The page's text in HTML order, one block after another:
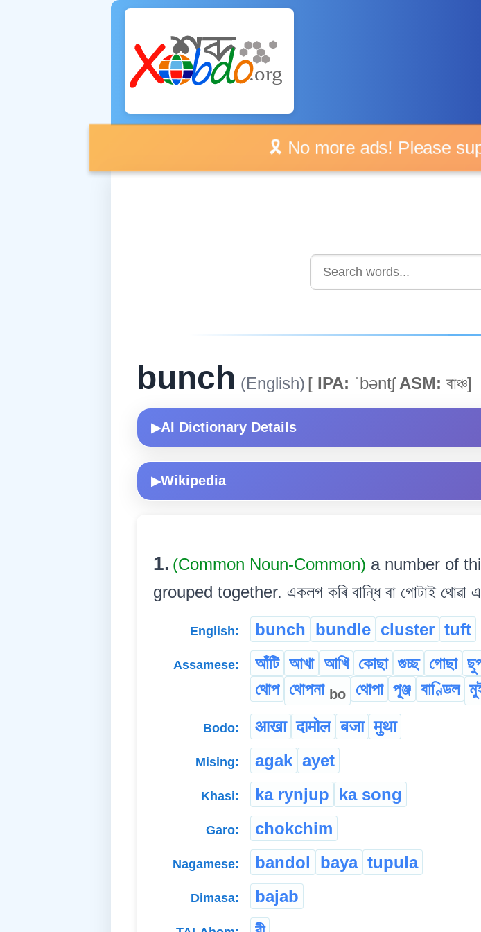
🎗️ No more ads! Please
bunch (English) [ IPA: ˈbəntʃASM: বাঞ্চ]
▶AI Dictionary Details
▶Wikipedia
1. (Common Noun-Common) a number of
grouped together. একলগ কৰি বান্ধি বা গোটাই থোৱা
English: bunch bundle cluster tuft
Assamese: আঁটি আখা আখি কোছা গুচ্ছ গোছা
থোপ থোপনা bo থোপা পূঞ্জ বাণ্ডিল
Bodo: आखा दामोल बजा मुथा
Mising: agak ayet
Khasi: ka rynjup ka song
Garo: chokchim
Nagamese: bandol baya tupula
Dimasa: bajab